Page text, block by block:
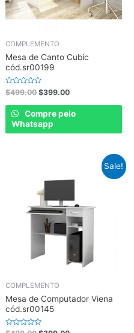
COMPLEMENTO
Mesa de Canto Cubic
cód.sr00199
Rated
0
out
$499.00 $399.00
Compre pelo
Whatsapp
Sale!
COMPLEMENTO
Mesa de Computador Viena
cód.sr00145